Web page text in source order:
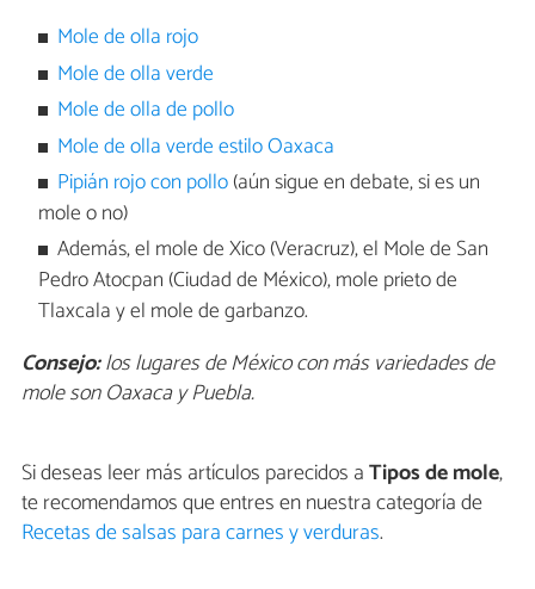
Mole de olla rojo
Mole de olla verde
Mole de olla de pollo
Mole de olla verde estilo Oaxaca
Pipián rojo con pollo(aún sigue en debate, si es un
mole o no)
Además, el mole de Xico (Veracruz), el Mole de San
Pedro Atocpan (Ciudad de México), mole prieto de
Tlaxcala y el mole de garbanzo.
Consejo:los lugares de México con más variedades de
mole son Oaxaca y Puebla.
Si deseas leer más artículos parecidos aTipos de mole,
te recomendamos que entres en nuestra categoría de
Recetas de salsas para carnes y verduras.